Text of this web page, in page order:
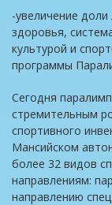
-увеличение
здоровья,
культурой и
программы
Сегодня
стремительным
спортивного
Мансийском
более 32 видов
направлениям:
направлению